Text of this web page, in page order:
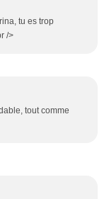
tu es trop
/>
tout comme